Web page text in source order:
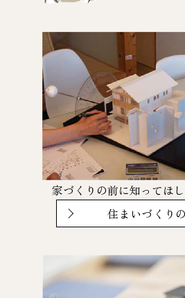
家づくりの前に知ってほ
住まいづくり